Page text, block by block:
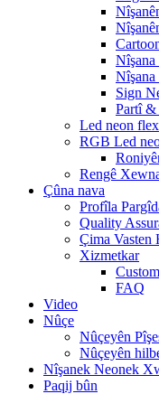
Nîşana
Sign
Partî &
Led neon flex
RGB Led
Rengê
Çûna nava
Profîla
Quality
Çima Vasten
Xizmetkar
FAQ
Video
Nûçe
Nûçeyên
Nûçeyên
Nîşanek Neonek
Paqij bûn